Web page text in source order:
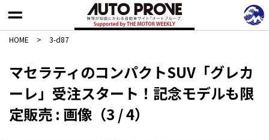
HOME > 3-d87
マセラティのコンパクトSUV「グレカ
ーレ」受注スタート！記念モデルも限
定販売 : 画像（3 / 4）